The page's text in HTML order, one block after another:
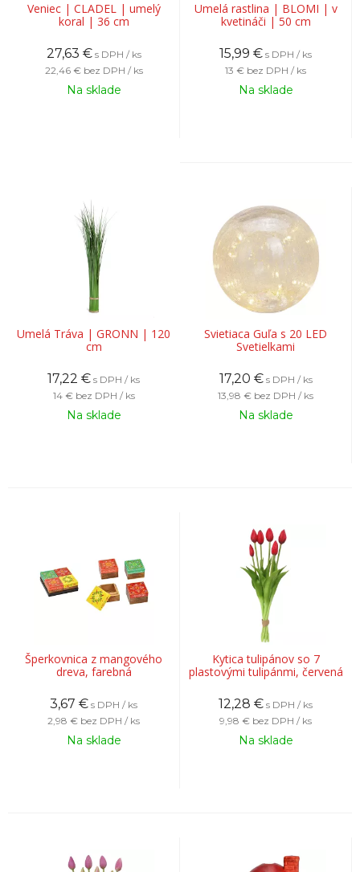
Veniec | CLADEL | umelý
koral | 36 cm
27,63 € s DPH / ks
22,46 € bez DPH / ks
Na sklade
Umelá rastlina | BLOMI | v
kvetináči | 50 cm
15,99 € s DPH / ks
13 € bez DPH / ks
Na sklade
Umelá Tráva | GRONN | 120
cm
17,22 € s DPH / ks
14 € bez DPH / ks
Na sklade
Svietiaca Guľa s 20 LED
Svetielkami
17,20 € s DPH / ks
13,98 € bez DPH / ks
Na sklade
Šperkovnica z mangového
dreva, farebná
3,67 € s DPH / ks
2,98 € bez DPH / ks
Na sklade
Kytica tulipánov so 7
plastovými tulipánmi, červená
12,28 € s DPH / ks
9,98 € bez DPH / ks
Na sklade